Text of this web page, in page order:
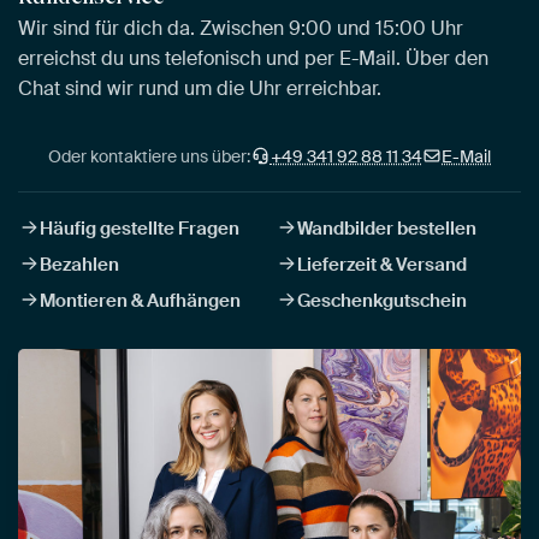
Wir sind für dich da. Zwischen 9:00 und 15:00 Uhr
erreichst du uns telefonisch und per E-Mail. Über den
Chat sind wir rund um die Uhr erreichbar.
Oder kontaktiere uns über: +49 341 92 88 11 34 E-Mail
Häufig gestellte Fragen
Wandbilder bestellen
Bezahlen
Lieferzeit & Versand
Montieren & Aufhängen
Geschenkgutschein